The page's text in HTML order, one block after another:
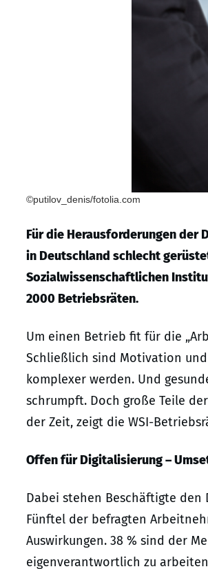
©putilov_denis/fotolia.com
Für die Herausforderungen der
in Deutschland schlecht
Sozialwissenschaftlichen
2000 Betriebsräten.
Um einen Betrieb fit für die
Schließlich sind Motivation
komplexer werden. Und
schrumpft. Doch große Teile
der Zeit, zeigt die WSI-
Offen für Digitalisierung –
Dabei stehen Beschäftigte den
Fünftel der befragten
Auswirkungen. 38 % sind der
eigenverantwortlich zu